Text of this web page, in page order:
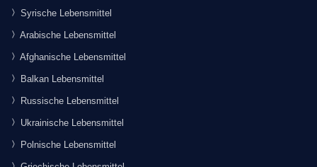
Syrische Lebensmittel
Arabische Lebensmittel
Afghanische Lebensmittel
Balkan Lebensmittel
Russische Lebensmittel
Ukrainische Lebensmittel
Polnische Lebensmittel